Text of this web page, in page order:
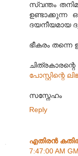
സ്വന്തം
ഉണ്ടാക്കുന്ന
ദയനീയമായ
ഭീകരം തന്നെ
ചിത്രകാരന്റെ
പോസ്റ്റിന്റെ
സസ്നേഹം
Reply
എതിരന്‍
7:47:00 AM